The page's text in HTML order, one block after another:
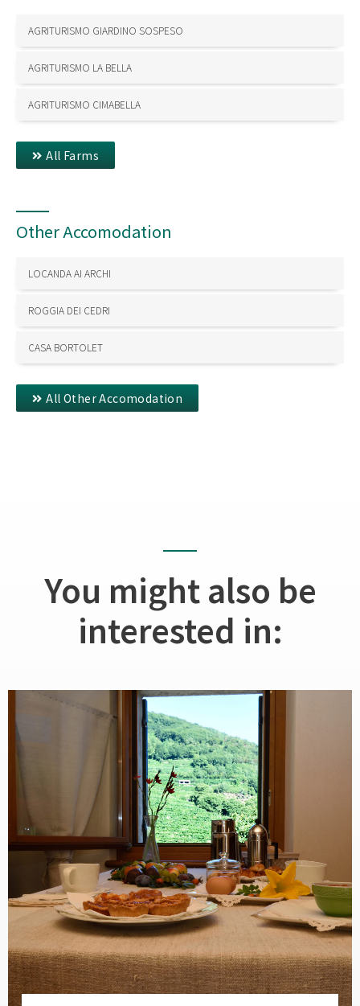
AGRITURISMO GIARDINO SOSPESO
AGRITURISMO LA BELLA
AGRITURISMO CIMABELLA
All Farms
Other Accomodation
LOCANDA AI ARCHI
ROGGIA DEI CEDRI
CASA BORTOLET
All Other Accomodation
You might also be
interested in: